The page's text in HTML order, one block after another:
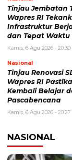
Tinjau Jembatan
Wapres RI
Infrastruktur
dan Tepat Waktu
Kamis, 6 Agu 2026 -
Nasional
Tinjau Renovasi
Wapres RI
Kembali Belajar
Pascabencana
Kamis, 6 Agu 2026 -
NASIONAL